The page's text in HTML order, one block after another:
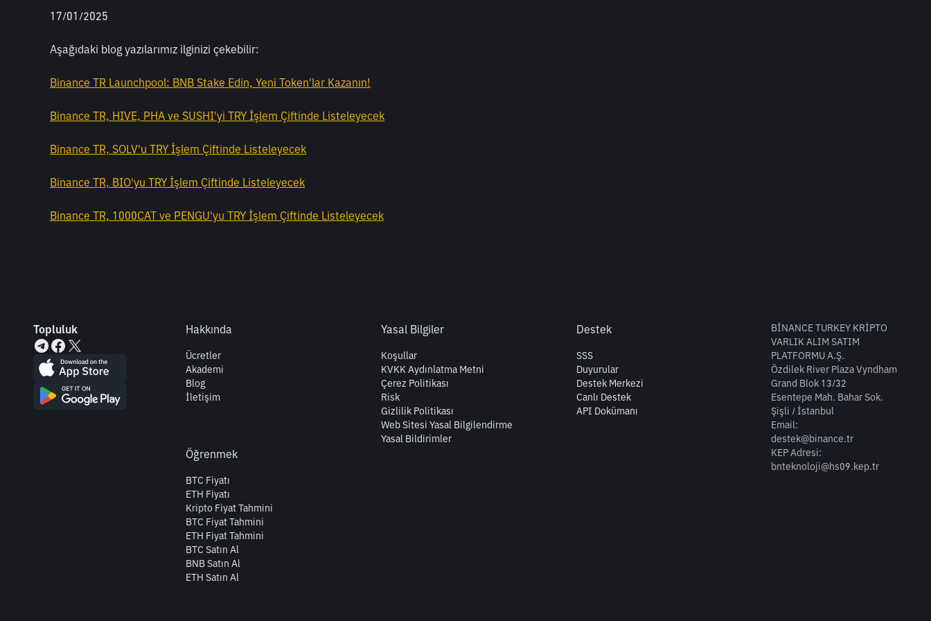
17/01/2025
Aşağıdaki blog yazılarımız ilginizi çekebilir:
Binance TR Launchpool: BNB Stake Edin, Yeni Token'lar Kazanın!
Binance TR, HIVE, PHA ve SUSHI'yi TRY İşlem Çiftinde Listeleyecek
Binance TR, SOLV'u TRY İşlem Çiftinde Listeleyecek
Binance TR, BIO'yu TRY İşlem Çiftinde Listeleyecek
Binance TR, 1000CAT ve PENGU'yu TRY İşlem Çiftinde Listeleyecek
Topluluk Hakkında
Ücretler
Akademi
Blog
İletişim
Yasal Bilgiler
Koşullar
KVKK Aydınlatma Metni
Çerez Politikası
Risk
Gizlilik Politikası
Web Sitesi Yasal Bilgilendirme
Yasal Bildirimler
Destek
SSS
Duyurular
Destek Merkezi
Canlı Destek
API Dokümanı
Öğrenmek
BTC Fiyatı
ETH Fiyatı
Kripto Fiyat Tahmini
BTC Fiyat Tahmini
ETH Fiyat Tahmini
BTC Satın Al
BNB Satın Al
ETH Satın Al
BİNANCE TURKEY KRİPTO
VARLIK ALIM SATIM
PLATFORMU A.Ş.
Özdilek River Plaza Vyndham
Grand Blok 13/32
Esentepe Mah. Bahar Sok.
Şişli / İstanbul
Email:
destek@binance.tr
KEP Adresi:
bnteknoloji@hs09.kep.tr